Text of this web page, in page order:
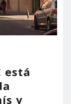
está
y